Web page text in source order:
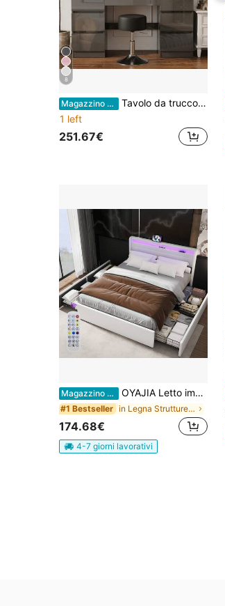
8
Magazzino EU
Tavolo da trucco moderno Devoko con specchio a LED, 3 colori di luce e luminosità regolabile, tavolo da trucco con 7 cassetti, ripiani a giorno e sgabello opzionale, mobile da trucco per camera da letto, bianco/nero/rosa/vintage
1 left
251.67€
Magazzino EU OYAJIA Letto imbottito 140x200 cm, letto matrimoniale con 4 cassetti, letto a molle con testiera e rete a doghe in legno, letto contenitore con illuminazione a LED e funzione di ricarica, senza materasso, 90x200 / 140x200 / 160x200 cm, bianco
#1 Bestseller in Legna Strutture per letti
174.68€
4-7 giorni lavorativi